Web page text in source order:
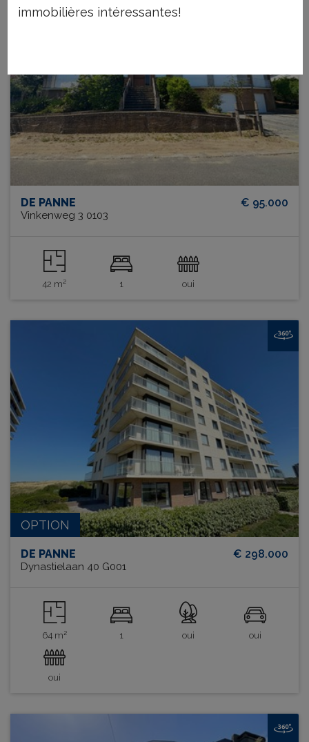
€ 95.000
DE PANNE
Vinkenweg 3 0103
42 m² 1 oui
OPTION
€ 298.000
DE PANNE
Dynastielaan 40 G001
64 m² 1 oui oui
oui
immobilières intéressantes!